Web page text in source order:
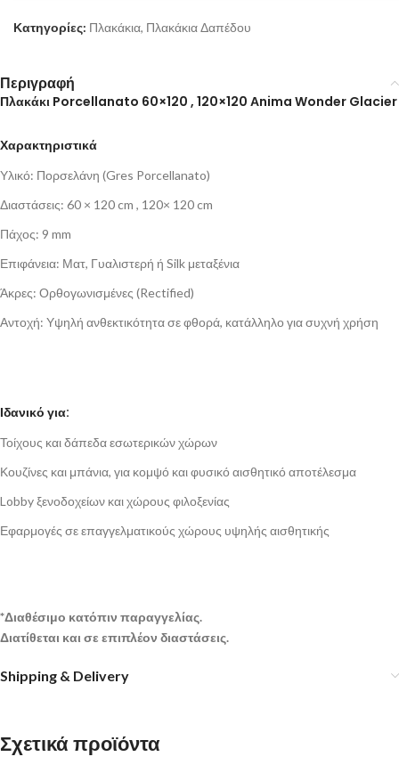
Κατηγορίες: Πλακάκια, Πλακάκια Δαπέδου
Περιγραφή
Πλακάκι Porcellanato 60×120 , 120×120 Αnima Wonder Glacier
Χαρακτηριστικά
Υλικό: Πορσελάνη (Gres Porcellanato)
Διαστάσεις: 60 × 120 cm , 120× 120 cm
Πάχος: 9 mm
Επιφάνεια: Ματ, Γυαλιστερή ή Silk μεταξένια
Άκρες: Ορθογωνισμένες (Rectified)
Αντοχή: Υψηλή ανθεκτικότητα σε φθορά, κατάλληλο για συχνή χρήση
Ιδανικό για:
Τοίχους και δάπεδα εσωτερικών χώρων
Κουζίνες και μπάνια, για κομψό και φυσικό αισθητικό αποτέλεσμα
Lobby ξενοδοχείων και χώρους φιλοξενίας
Εφαρμογές σε επαγγελματικούς χώρους υψηλής αισθητικής
*Διαθέσιμο κατόπιν παραγγελίας.
Διατίθεται και σε επιπλέον διαστάσεις.
Shipping & Delivery
Σχετικά προϊόντα